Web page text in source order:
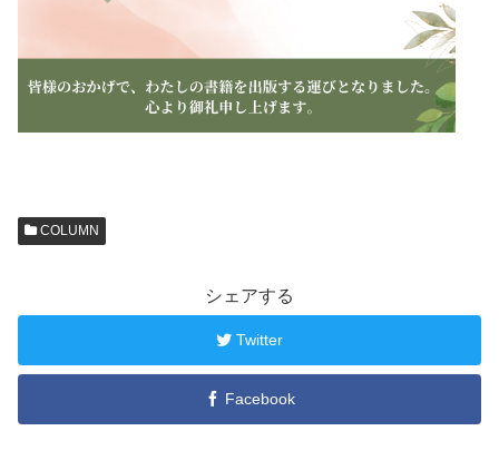
COLUMN
シェアする
Twitter
Facebook